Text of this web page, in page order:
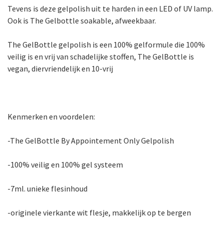
Tevens is deze gelpolish uit te harden in een LED of UV lamp.
Ook is The Gelbottle soakable, afweekbaar.
The GelBottle gelpolish is een 100% gelformule die 100%
veilig is en vrij van schadelijke stoffen, The GelBottle is
vegan, diervriendelijk en 10-vrij
Kenmerken en voordelen:
-The GelBottle By Appointement Only Gelpolish
-100% veilig en 100% gel systeem
-7ml. unieke flesinhoud
-originele vierkante wit flesje, makkelijk op te bergen